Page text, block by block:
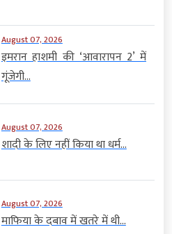
August 07, 2026
इमरान हाशमी की ‘आवारापन 2’ में
गूंजेगी...
August 07, 2026
शादी के लिए नहीं किया था धर्म...
August 07, 2026
माफिया के दबाव में खतरे में थी...